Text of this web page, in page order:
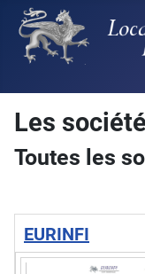
Les
Toutes les
EURINFI